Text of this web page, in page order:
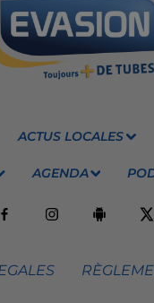
ACTUS LOCALES
AGENDA